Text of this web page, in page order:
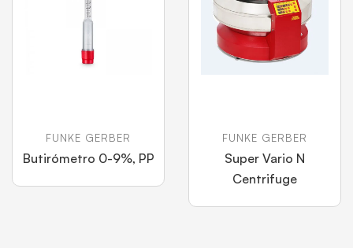
FUNKE GERBER
Butirómetro 0-9%, PP
FUNKE GERBER
Super Vario N
Centrifuge